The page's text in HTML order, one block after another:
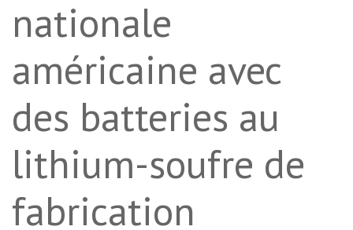
nationale
américaine avec
des batteries au
lithium-soufre de
fabrication